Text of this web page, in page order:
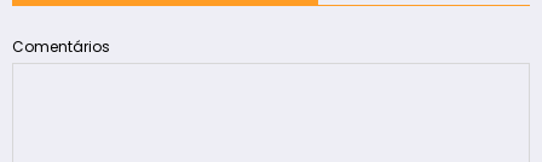
Comentários